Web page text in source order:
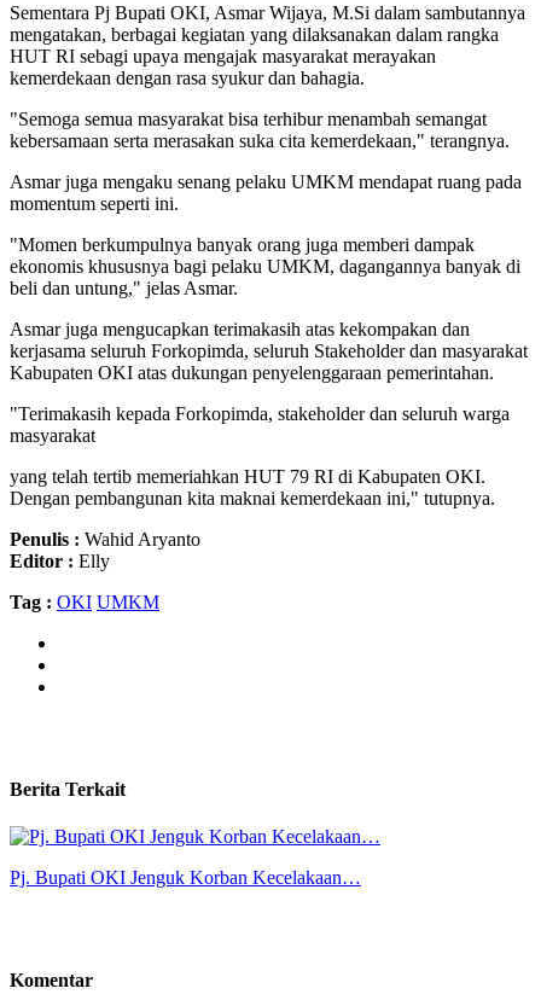
Sementara Pj Bupati OKI, Asmar Wijaya, M.Si dalam sambutannya
mengatakan, berbagai kegiatan yang dilaksanakan dalam rangka
HUT RI sebagi upaya mengajak masyarakat merayakan
kemerdekaan dengan rasa syukur dan bahagia.
"Semoga semua masyarakat bisa terhibur menambah semangat
kebersamaan serta merasakan suka cita kemerdekaan," terangnya.
Asmar juga mengaku senang pelaku UMKM mendapat ruang pada
momentum seperti ini.
"Momen berkumpulnya banyak orang juga memberi dampak
ekonomis khususnya bagi pelaku UMKM, dagangannya banyak di
beli dan untung," jelas Asmar.
Asmar juga mengucapkan terimakasih atas kekompakan dan
kerjasama seluruh Forkopimda, seluruh Stakeholder dan masyarakat
Kabupaten OKI atas dukungan penyelenggaraan pemerintahan.
"Terimakasih kepada Forkopimda, stakeholder dan seluruh warga
masyarakat
yang telah tertib memeriahkan HUT 79 RI di Kabupaten OKI.
Dengan pembangunan kita maknai kemerdekaan ini," tutupnya.
Penulis : Wahid Aryanto
Editor : Elly
Tag : OKI UMKM
Berita Terkait
Pj. Bupati OKI Jenguk Korban Kecelakaan…
Komentar